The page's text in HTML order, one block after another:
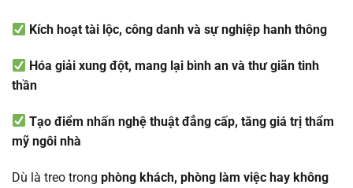
Kích hoạt tài lộc, công danh và sự nghiệp hanh thông
Hóa giải xung đột, mang lại bình an và thư giãn tinh
thần
Tạo điểm nhấn nghệ thuật đẳng cấp, tăng giá trị thẩm
mỹ ngôi nhà
Dù là treo trong phòng khách, phòng làm việc hay không